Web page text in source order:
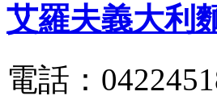
艾羅夫義大利
電話：